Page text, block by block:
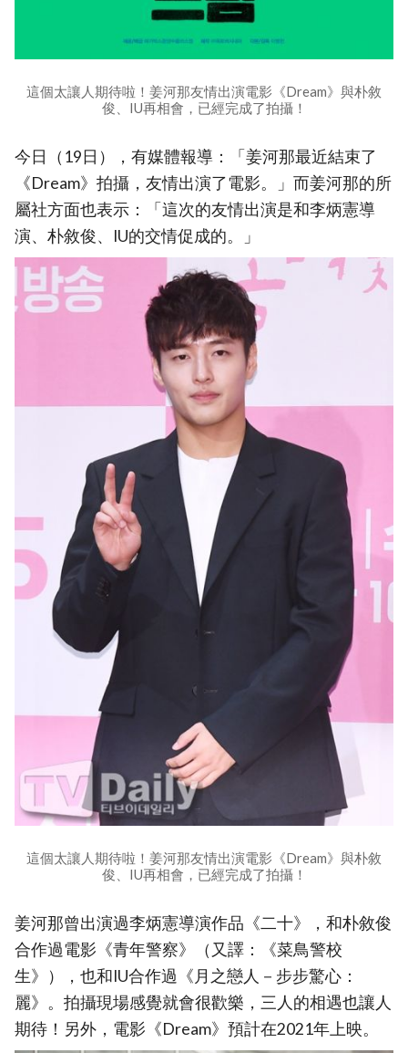
這個太讓人期待啦！姜河那友情出演電影《Dream》與朴敘
俊、IU再相會，已經完成了拍攝！
今日（19日），有媒體報導：「姜河那最近結束了
《Dream》拍攝，友情出演了電影。」而姜河那的所
屬社方面也表示：「這次的友情出演是和李炳憲導
演、朴敘俊、IU的交情促成的。」
這個太讓人期待啦！姜河那友情出演電影《Dream》與朴敘
俊、IU再相會，已經完成了拍攝！
姜河那曾出演過李炳憲導演作品《二十》，和朴敘俊
合作過電影《青年警察》（又譯：《菜鳥警校
生》），也和IU合作過《月之戀人－步步驚心：
麗》。拍攝現場感覺就會很歡樂，三人的相遇也讓人
期待！另外，電影《Dream》預計在2021年上映。